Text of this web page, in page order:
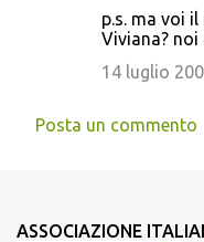
p.s. ma voi
Viviana? noi
14 luglio
Posta un commento
ASSOCIAZIONE